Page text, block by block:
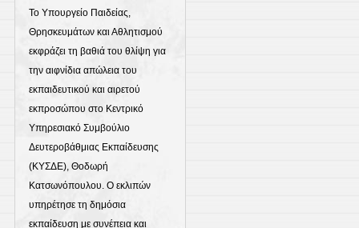
Το Υπουργείο Παιδείας,
Θρησκευμάτων και Αθλητισμού
εκφράζει τη βαθιά του θλίψη για
την αιφνίδια απώλεια του
εκπαιδευτικού και αιρετού
εκπροσώπου στο Κεντρικό
Υπηρεσιακό Συμβούλιο
Δευτεροβάθμιας Εκπαίδευσης
(ΚΥΣΔΕ), Θοδωρή
Κατσωνόπουλου. Ο εκλιπών
υπηρέτησε τη δημόσια
εκπαίδευση με συνέπεια και